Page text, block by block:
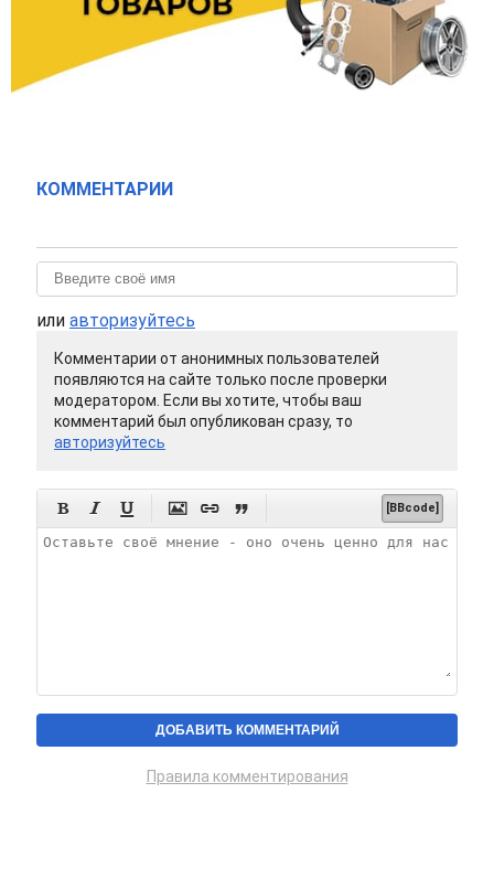
КОММЕНТАРИИ
или авторизуйтесь
Комментарии от анонимных пользователей
появляются на сайте только после проверки
модератором. Если вы хотите, чтобы ваш
комментарий был опубликован сразу, то
авторизуйтесь
      [BBcode]
Правила комментирования